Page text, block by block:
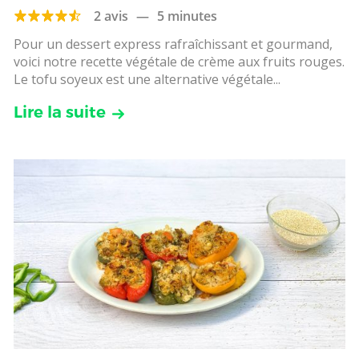
2 avis — 5 minutes
Pour un dessert express rafraîchissant et gourmand,
voici notre recette végétale de crème aux fruits rouges.
Le tofu soyeux est une alternative végétale...
Lire la suite